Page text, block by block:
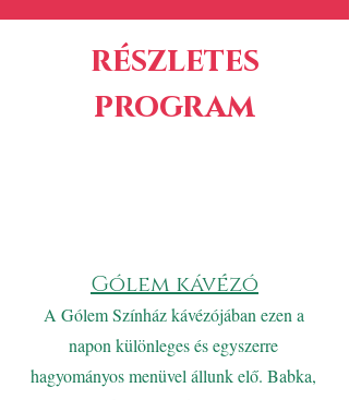
részletes
program
Gólem kávézó
A Gólem Színház kávézójában ezen a
napon különleges és egyszerre
hagyományos menüvel állunk elő. Babka,